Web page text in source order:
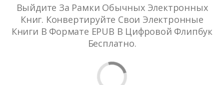
Выйдите За Рамки Обычных Электронных
Книг. Конвертируйте Свои Электронные
Книги В Формате EPUB В Цифровой Флипбук
Бесплатно.